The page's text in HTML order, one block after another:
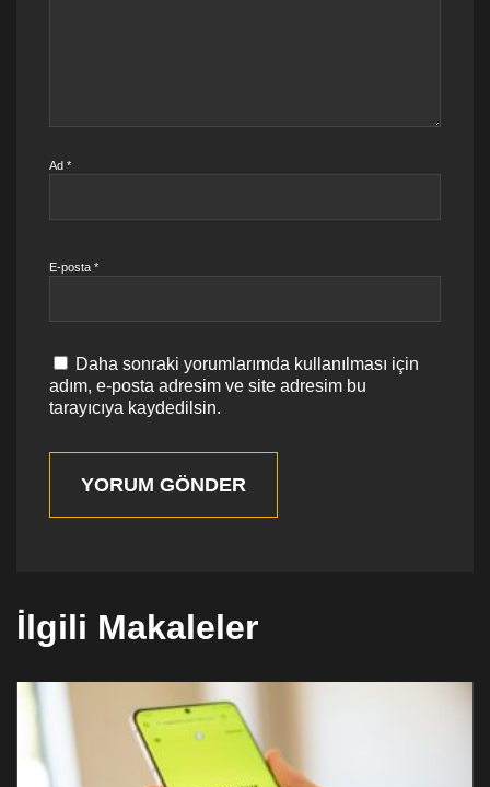
Ad *
E-posta *
Daha sonraki yorumlarımda kullanılması için
adım, e-posta adresim ve site adresim bu
tarayıcıya kaydedilsin.
YORUM GÖNDER
İlgili Makaleler